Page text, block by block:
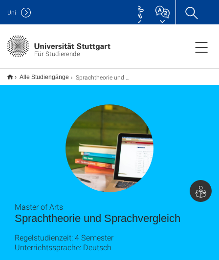
Für Studierende
Uni
Alle Studiengänge Sprachtheorie und Sprachvergleich M.A.
Sprachtheorie und Sprachvergleich
Master of Arts
Regelstudienzeit: 4 Semester
Unterrichtssprache: Deutsch